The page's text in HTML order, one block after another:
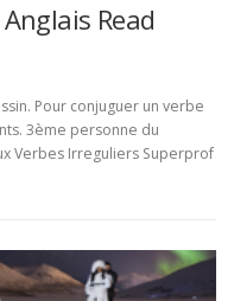
Read
Pour conjuguer un verbe
3ème personne du
Verbes Irreguliers Superprof